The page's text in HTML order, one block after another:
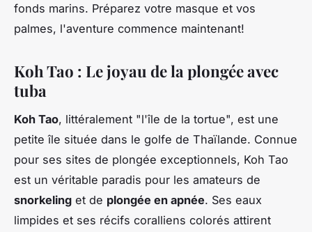
fonds marins. Préparez votre masque et vos
palmes, l'aventure commence maintenant!
Koh Tao : Le joyau de la plongée avec
tuba
Koh Tao, littéralement "l'île de la tortue", est une
petite île située dans le golfe de Thaïlande. Connue
pour ses sites de plongée exceptionnels, Koh Tao
est un véritable paradis pour les amateurs de
snorkeling et de plongée en apnée. Ses eaux
limpides et ses récifs coralliens colorés attirent